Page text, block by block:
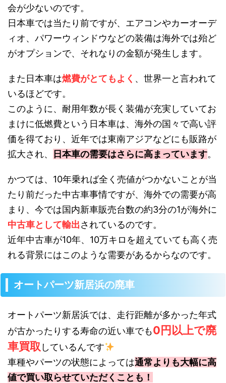
会が少ないのです。
日本車では当たり前ですが、エアコンやカーオーデ
ィオ、パワーウィンドウなどの装備は海外では殆ど
がオプションで、それなりの金額が発生します。
また日本車は燃費がとてもよく 、世界一と言われて
いるほどです。
このように、耐用年数が長く装備が充実していてお
まけに低燃費という日本車は、海外の国々で高い評
価を得ており、近年では東南アジアなどにも販路が
拡大され、
日本車の需要はさらに高まっています。
かつては、10年乗れば全く売値がつかないことが当
たり前だった中古車事情ですが、海外での需要が高
まり、今では国内新車販売台数の約3分の1が海外に
中古車として輸出されているのです。
近年中古車が10年、10万キロを超えていても高く売
れる背景にはこのような需要があるからなのです。
オートパーツ新居浜の廃車
オートパーツ新居浜では、走行距離が多かった年式
が古かったりする寿命の近い車でも0円以上で廃
車買取 しているんです
車種やパーツの状態によっては通常よりも大幅に高
値で買い取らせていただくことも！